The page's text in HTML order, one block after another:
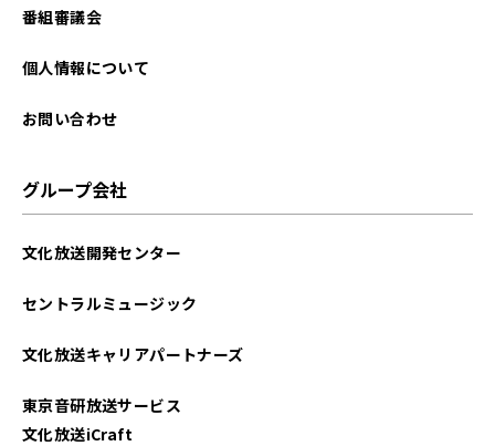
番組審議会
個人情報について
お問い合わせ
グループ会社
文化放送開発センター
セントラルミュージック
文化放送キャリアパートナーズ
東京音研放送サービス
文化放送iCraft